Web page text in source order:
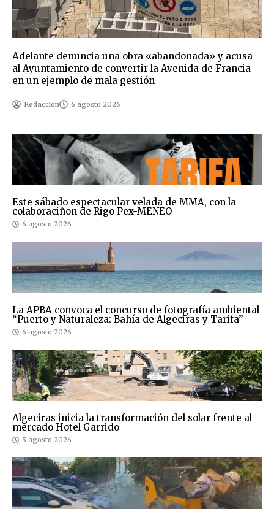
Adelante denuncia una obra «abandonada» y acusa
al Ayuntamiento de convertir la Avenida de Francia
en un ejemplo de mala gestión
Redaccion 6 agosto 2026
Este sábado espectacular velada de MMA, con la
colaboraciñon de Rigo Pex-MENEO
6 agosto 2026
La APBA convoca el concurso de fotografía ambiental
“Puerto y Naturaleza: Bahía de Algeciras y Tarifa”
6 agosto 2026
Algeciras inicia la transformación del solar frente al
mercado Hotel Garrido
5 agosto 2026